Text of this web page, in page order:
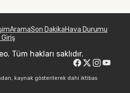
AramaSon DakikaHava Durumu
Tüm hakları saklıdır.
kaynak gösterilerek dahi iktibas